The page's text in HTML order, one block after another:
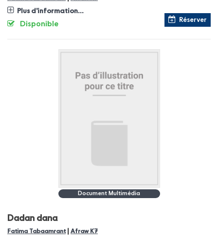
Plus d'information...
Réserver
Disponible
Document Multimédia
Dadan dana
Fatima Tabaamrant Afraw K7